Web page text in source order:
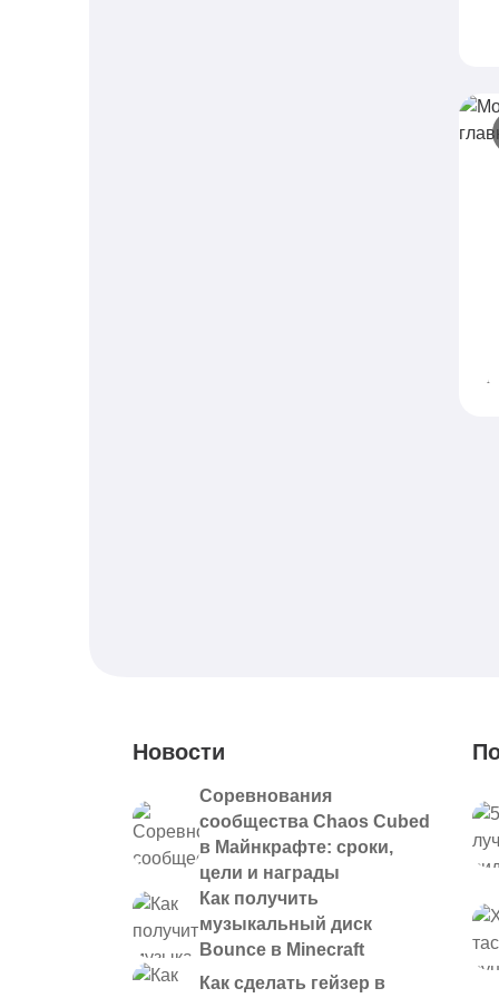
Новости
Соревнования
сообщества Chaos Cubed
в Майнкрафте: сроки,
цели и награды
Как получить
музыкальный диск
Bounce в Minecraft
Как сделать гейзер в